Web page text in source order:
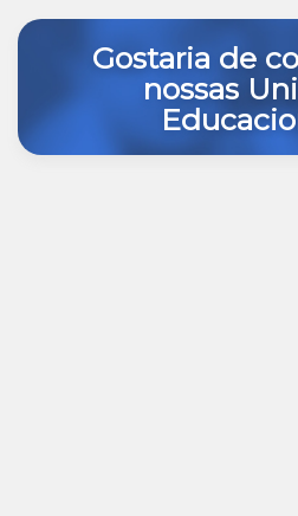
Gostaria de
nossas